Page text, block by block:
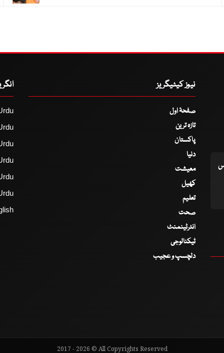
نیوز کیٹیگریز
صفحۂ اول
تازہ ترین
پاکستان
دنیا
معیشت
کھیل
تعلیم
صحت
انٹرٹینمنٹ
ٹیکنالوجی
دلچسپ و عجیب
2017 - 2026 © All Copyrights Reserved